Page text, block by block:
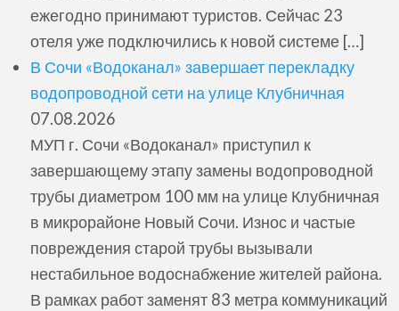
ежегодно принимают туристов. Сейчас 23
отеля уже подключились к новой системе […]
В Сочи «Водоканал» завершает перекладку
водопроводной сети на улице Клубничная
07.08.2026
МУП г. Сочи «Водоканал» приступил к
завершающему этапу замены водопроводной
трубы диаметром 100 мм на улице Клубничная
в микрорайоне Новый Сочи. Износ и частые
повреждения старой трубы вызывали
нестабильное водоснабжение жителей района.
В рамках работ заменят 83 метра коммуникаций